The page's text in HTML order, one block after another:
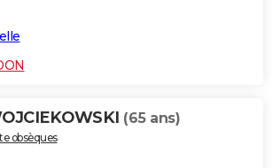
(65 ans)
obsèques